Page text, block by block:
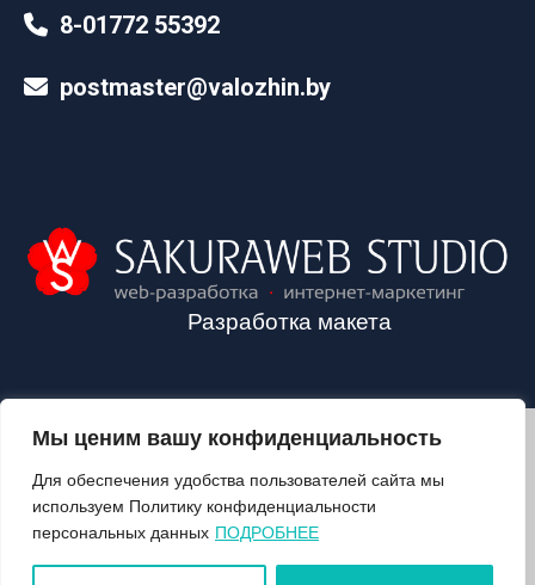
Мы ценим вашу конфиденциальность
Для обеспечения удобства пользователей сайта мы
используем Политику конфиденциальности
персональных данных ПОДРОБНЕЕ
8-01772 55392
postmaster@valozhin.by
Разработка макета
2024©VALOZHIN.BY - НОВОСТИ ВОЛОЖИНСКОГО РАЙОНА
О ГАЗЕТЕ
ПОДПИСКА